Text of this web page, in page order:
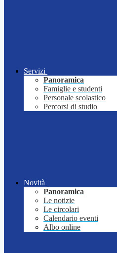
Servizi
Panoramica
Famiglie e studenti
Personale scolastico
Percorsi di studio
Novità
Panoramica
Le notizie
Le circolari
Calendario eventi
Albo online